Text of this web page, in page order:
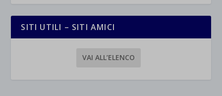
SITI UTILI – SITI AMICI
VAI ALL’ELENCO